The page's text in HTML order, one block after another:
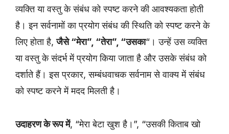
व्यक्ति या वस्तु के संबंध को स्पष्ट करने की आवश्यकता होती
है। इन सर्वनामों का प्रयोग संबंध की स्थिति को स्पष्ट करने के
लिए होता है,जैसे “मेरा”, “तेरा”, “उसका“। उन्हें उस व्यक्ति
या वस्तु के संदर्भ में प्रयोग किया जाता है और उसके संबंध को
दर्शाते हैं। इस प्रकार, सम्बंधवाचक सर्वनाम से वाक्य में संबंध
को स्पष्ट करने में मदद मिलती है।
उदाहरण के रूप में, “मेरा बेटा खुश है।”, “उसकी किताब खो